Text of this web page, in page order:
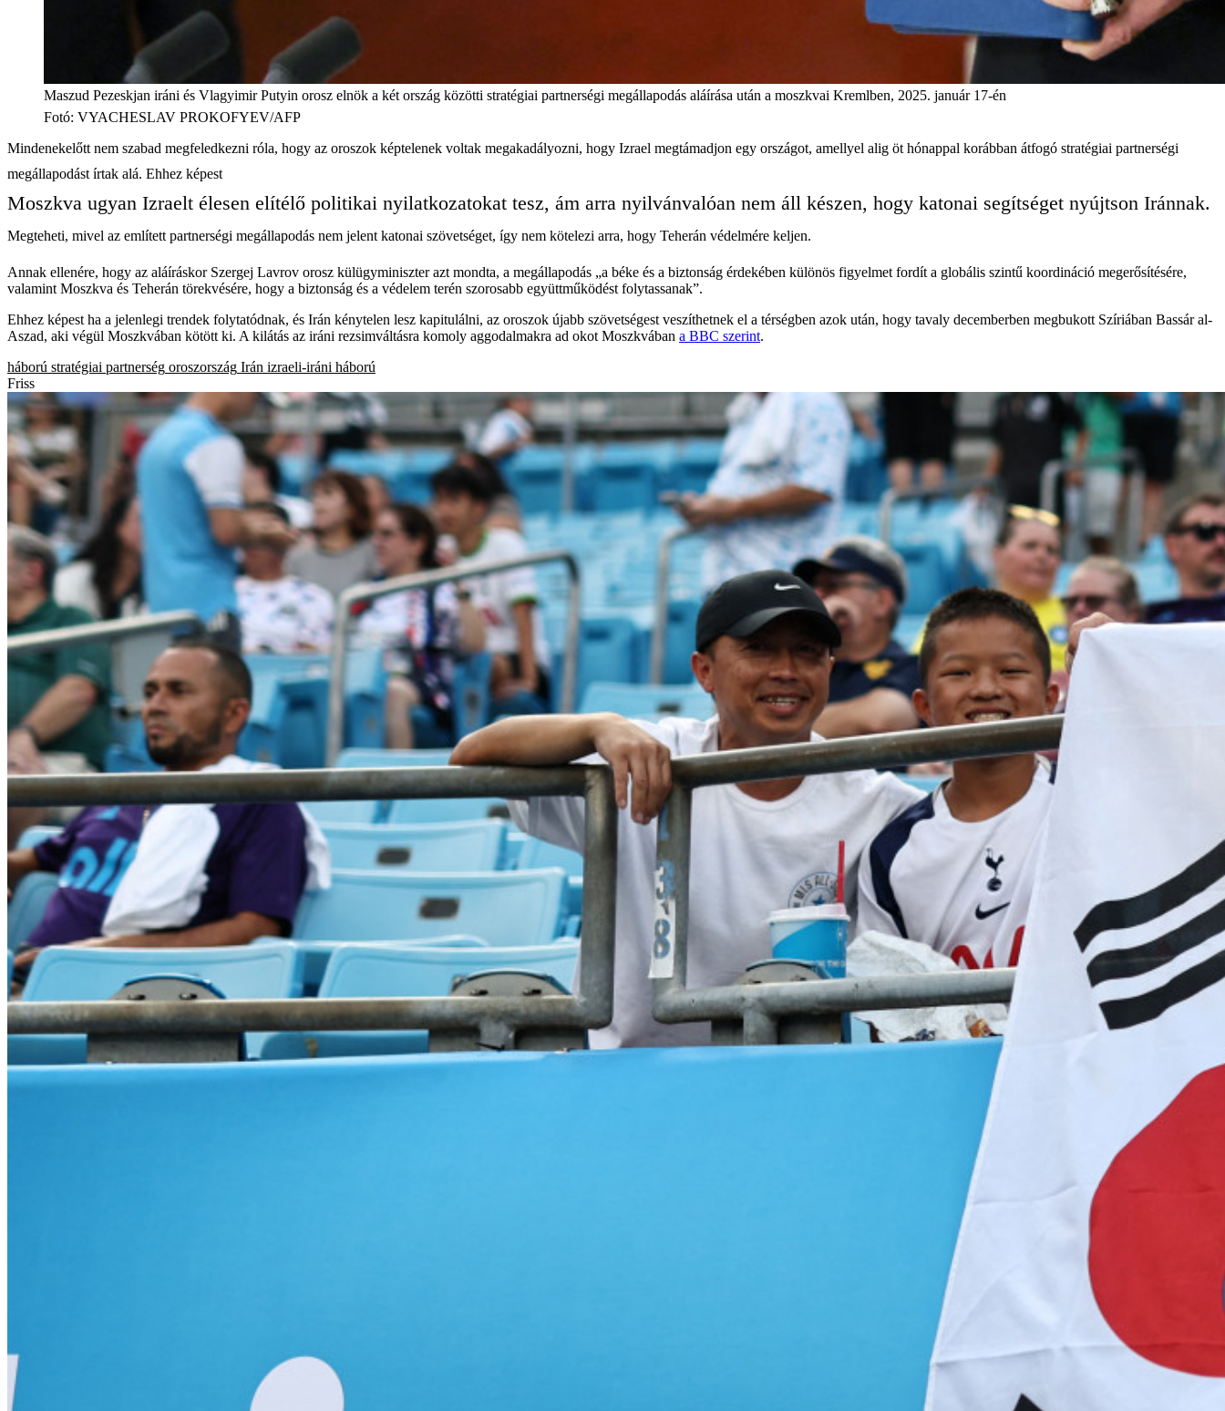
Maszud Pezeskjan iráni és Vlagyimir Putyin orosz elnök a két ország közötti stratégiai partnerségi megállapodás aláírása után a moszkvai Kremlben, 2025. január 17-én
Fotó: VYACHESLAV PROKOFYEV/AFP
Mindenekelőtt nem szabad megfeledkezni róla, hogy az oroszok képtelenek voltak megakadályozni, hogy Izrael megtámadjon egy országot, amellyel alig öt hónappal korábban átfogó stratégiai partnerségi
megállapodást írtak alá. Ehhez képest
Moszkva ugyan Izraelt élesen elítélő politikai nyilatkozatokat tesz, ám arra nyilvánvalóan nem áll készen, hogy katonai segítséget nyújtson Iránnak.
Megteheti, mivel az említett partnerségi megállapodás nem jelent katonai szövetséget, így nem kötelezi arra, hogy Teherán védelmére keljen.
Annak ellenére, hogy az aláíráskor Szergej Lavrov orosz külügyminiszter azt mondta, a megállapodás „a béke és a biztonság érdekében különös figyelmet fordít a globális szintű koordináció megerősítésére,
valamint Moszkva és Teherán törekvésére, hogy a biztonság és a védelem terén szorosabb együttműködést folytassanak”.
Ehhez képest ha a jelenlegi trendek folytatódnak, és Irán kénytelen lesz kapitulálni, az oroszok újabb szövetségest veszíthetnek el a térségben azok után, hogy tavaly decemberben megbukott Szíriában Bassár al-
Aszad, aki végül Moszkvában kötött ki. A kilátás az iráni rezsimváltásra komoly aggodalmakra ad okot Moszkvában a BBC szerint.
háború stratégiai partnerség oroszország Irán izraeli-iráni háború
Friss